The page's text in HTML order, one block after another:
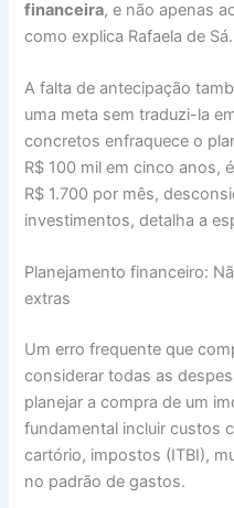
financeira, e não apenas
como explica Rafaela de Sá.
A falta de antecipação
uma meta sem traduzi-la
concretos enfraquece o
R$ 100 mil em cinco anos,
R$ 1.700 por mês,
investimentos, detalha a
Planejamento financeiro:
extras
Um erro frequente que
considerar todas as
planejar a compra de um
fundamental incluir custos
cartório, impostos (ITBI),
no padrão de gastos.